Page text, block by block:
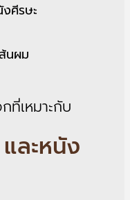
ศีรษะ
นผม
เหมาะกับ
ละหนัง